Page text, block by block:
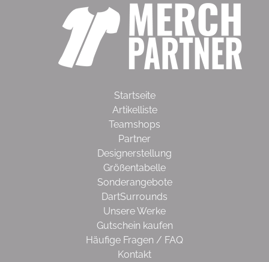
Startseite
Artikelliste
Teamshops
Partner
Designerstellung
Größentabelle
Sonderangebote
DartSurrounds
Unsere Werke
Gutschein kaufen
Häufige Fragen / FAQ
Kontakt